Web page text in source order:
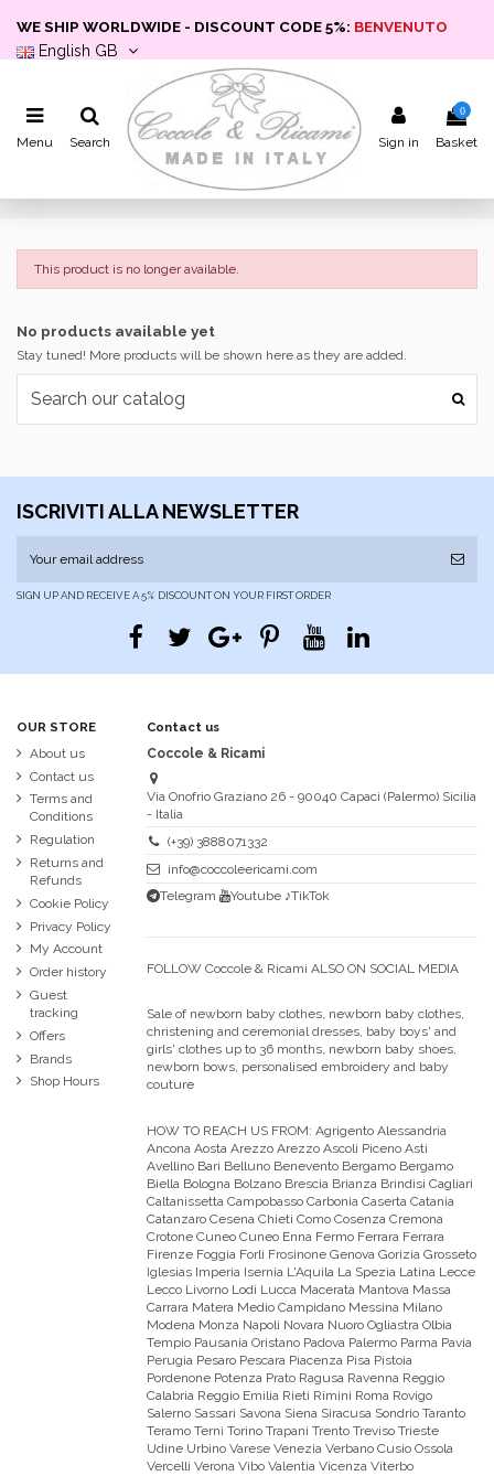
WE SHIP WORLDWIDE - DISCOUNT CODE 5%: BENVENUTO
English GB
Menu Search Sign in
0
Basket
This product is no longer available.
No products available yet
Stay tuned! More products will be shown here as they are added.
ISCRIVITI ALLA NEWSLETTER
SIGN UP AND RECEIVE A 5% DISCOUNT ON YOUR FIRST ORDER
OUR STORE
About us
Contact us
Terms and
Conditions
Regulation
Returns and
Refunds
Cookie Policy
Privacy Policy
My Account
Order history
Guest
tracking
Offers
Brands
Shop Hours
Contact us
Coccole & Ricami
Via Onofrio Graziano 26 - 90040 Capaci (Palermo) Sicilia
- Italia
(+39) 3888071332
info@coccoleericami.com
Telegram
Youtube ♪TikTok
FOLLOW Coccole & Ricami ALSO ON SOCIAL MEDIA
Sale of newborn baby clothes, newborn baby clothes,
christening and ceremonial dresses, baby boys' and
girls' clothes up to 36 months, newborn baby shoes,
newborn bows, personalised embroidery and baby
couture
HOW TO REACH US FROM: Agrigento Alessandria
Ancona Aosta Arezzo Arezzo Ascoli Piceno Asti
Avellino Bari Belluno Benevento Bergamo Bergamo
Biella Bologna Bolzano Brescia Brianza Brindisi Cagliari
Caltanissetta Campobasso Carbonia Caserta Catania
Catanzaro Cesena Chieti Como Cosenza Cremona
Crotone Cuneo Cuneo Enna Fermo Ferrara Ferrara
Firenze Foggia Forli Frosinone Genova Gorizia Grosseto
Iglesias Imperia Isernia L'Aquila La Spezia Latina Lecce
Lecco Livorno Lodi Lucca Macerata Mantova Massa
Carrara Matera Medio Campidano Messina Milano
Modena Monza Napoli Novara Nuoro Ogliastra Olbia
Tempio Pausania Oristano Padova Palermo Parma Pavia
Perugia Pesaro Pescara Piacenza Pisa Pistoia
Pordenone Potenza Prato Ragusa Ravenna Reggio
Calabria Reggio Emilia Rieti Rimini Roma Rovigo
Salerno Sassari Savona Siena Siracusa Sondrio Taranto
Teramo Terni Torino Trapani Trento Treviso Trieste
Udine Urbino Varese Venezia Verbano Cusio Ossola
Vercelli Verona Vibo Valentia Vicenza Viterbo